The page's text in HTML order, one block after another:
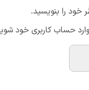
را بنویسید.
حساب کاربری خود